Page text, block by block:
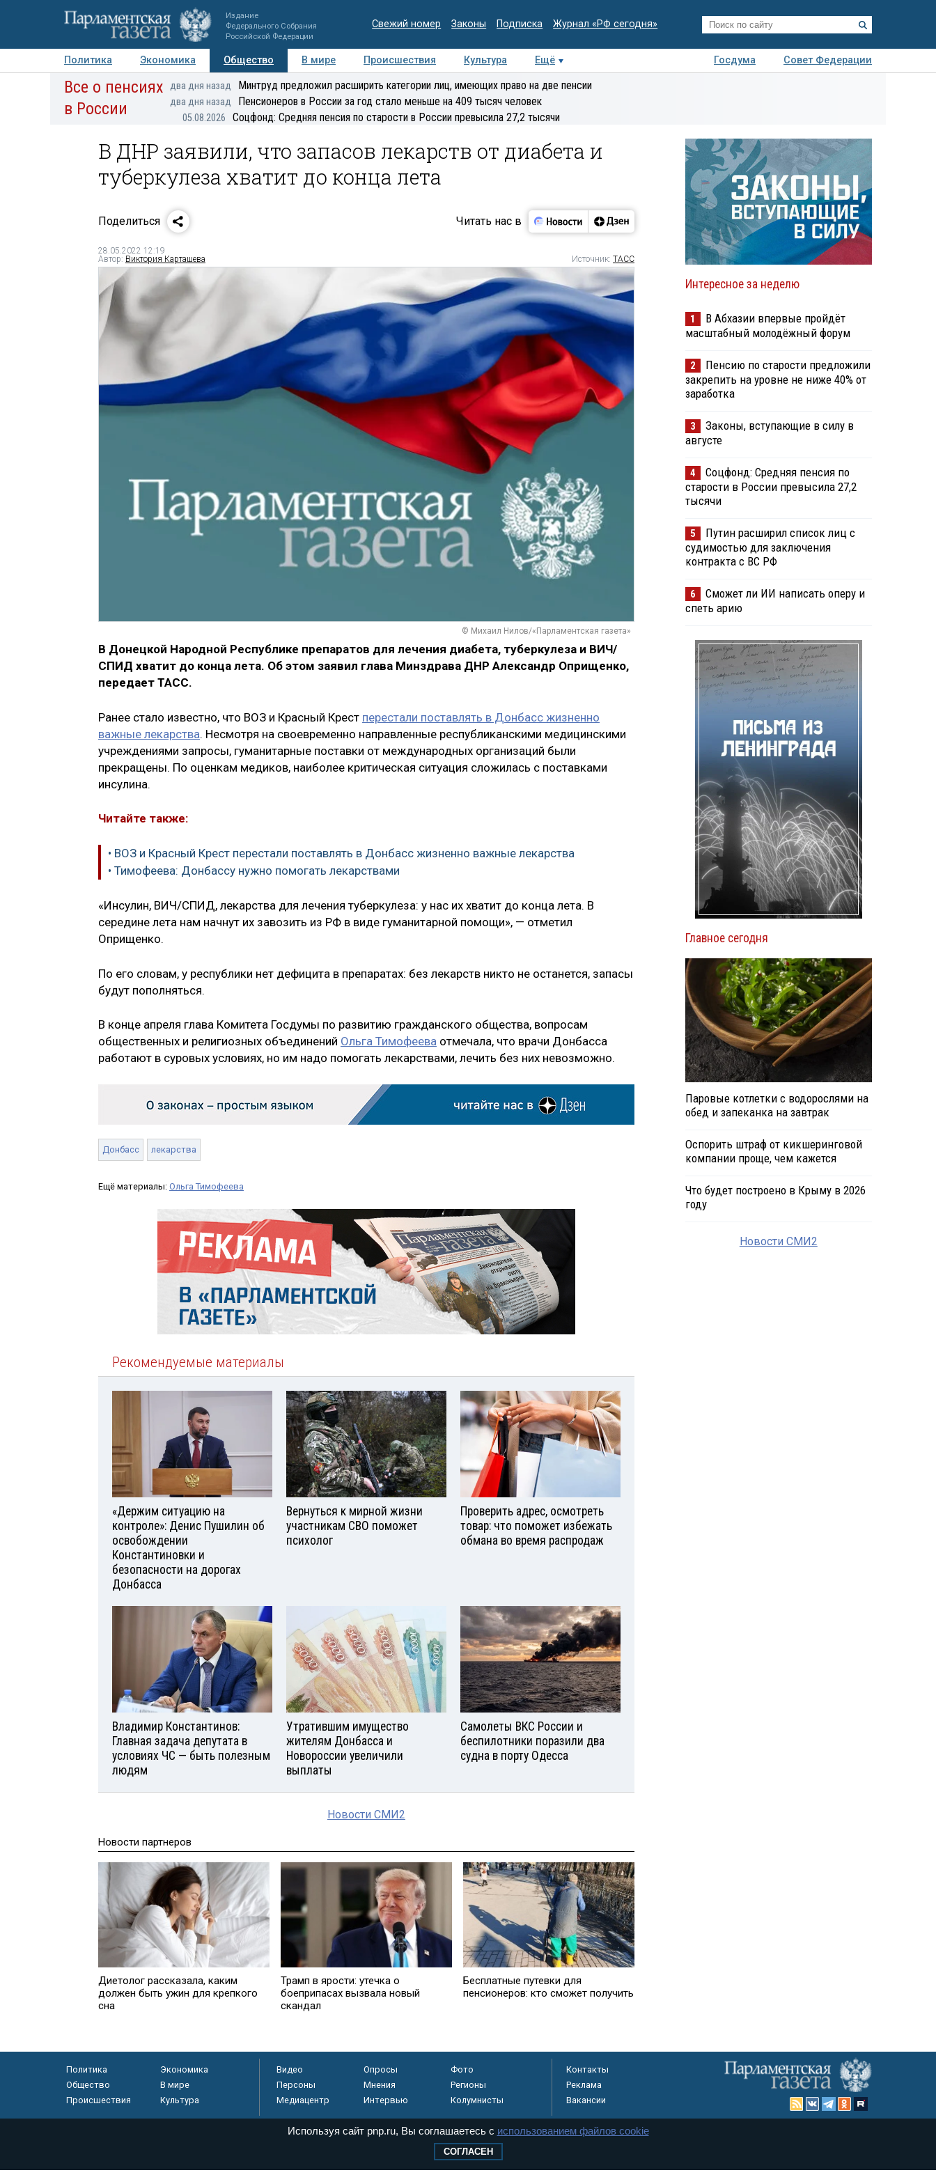
Издание
Федерального Собрания
Российской Федерации
Свежий номер Законы Подписка Журнал «РФ сегодня»
Политика Экономика Общество В мире Происшествия Культура Ещё Госдума
Совет Федерации
Авторы Персоны Мнения Регионы Медиацентр Интервью Колумнисты
Деловая
Все о пенсиях
в России
два дня назад Минтруд предложил расширить категории лиц, имеющих право на две пенсии
два дня назад Пенсионеров в России за год стало меньше на 409 тысяч человек
05.08.2026 Соцфонд: Средняя пенсия по старости в России превысила 27,2 тысячи
В ДНР заявили, что запасов лекарств от диабета и
туберкулеза хватит до конца лета
Поделиться Читать нас в
28.05.2022 12:19
Автор: Виктория Карташева Источник: ТАСС
© Михаил Нилов/«Парламентская газета»
В Донецкой Народной Республике препаратов для лечения диабета, туберкулеза и ВИЧ/
СПИД хватит до конца лета. Об этом заявил глава Минздрава ДНР Александр Оприщенко,
передает ТАСС.
Ранее стало известно, что ВОЗ и Красный Крест перестали поставлять в Донбасс жизненно
важные лекарства. Несмотря на своевременно направленные республиканскими медицинскими
учреждениями запросы, гуманитарные поставки от международных организаций были
прекращены. По оценкам медиков, наиболее критическая ситуация сложилась с поставками
инсулина.
Читайте также:
• ВОЗ и Красный Крест перестали поставлять в Донбасс жизненно важные лекарства
• Тимофеева: Донбассу нужно помогать лекарствами
«Инсулин, ВИЧ/СПИД, лекарства для лечения туберкулеза: у нас их хватит до конца лета. В
середине лета нам начнут их завозить из РФ в виде гуманитарной помощи», — отметил
Оприщенко.
По его словам, у республики нет дефицита в препаратах: без лекарств никто не останется, запасы
будут пополняться.
В конце апреля глава Комитета Госдумы по развитию гражданского общества, вопросам
общественных и религиозных объединений Ольга Тимофеева отмечала, что врачи Донбасса
работают в суровых условиях, но им надо помогать лекарствами, лечить без них невозможно.
Донбасс лекарства
Ещё материалы: Ольга Тимофеева
Рекомендуемые материалы
«Держим ситуацию на
контроле»: Денис Пушилин об
освобождении
Константиновки и
безопасности на дорогах
Донбасса
Вернуться к мирной жизни
участникам СВО поможет
психолог
Проверить адрес, осмотреть
товар: что поможет избежать
обмана во время распродаж
Владимир Константинов:
Главная задача депутата в
условиях ЧС — быть полезным
людям
Утратившим имущество
жителям Донбасса и
Новороссии увеличили
выплаты
Самолеты ВКС России и
беспилотники поразили два
судна в порту Одесса
Новости СМИ2
Новости партнеров
Диетолог рассказала, каким
должен быть ужин для крепкого
сна
Трамп в ярости: утечка о
боеприпасах вызвала новый
скандал
Бесплатные путевки для
пенсионеров: кто сможет получить
Интересное за неделю
1
В Абхазии впервые пройдёт
масштабный молодёжный форум
2
Пенсию по старости предложили
закрепить на уровне не ниже 40% от
заработка
3
Законы, вступающие в силу в
августе
4
Соцфонд: Средняя пенсия по
старости в России превысила 27,2
тысячи
5
Путин расширил список лиц с
судимостью для заключения
контракта с ВС РФ
6
Сможет ли ИИ написать оперу и
спеть арию
Главное сегодня
Паровые котлетки с водорослями на
обед и запеканка на завтрак
Оспорить штраф от кикшеринговой
компании проще, чем кажется
Что будет построено в Крыму в 2026
году
Новости СМИ2
Политика
Экономика
Общество
В мире
Происшествия
Культура
Видео Опросы
Фото
Персоны
Мнения
Регионы
Медиацентр
Интервью Колумнисты
Контакты
Реклама
Вакансии
Федеральной службе по надзору в сфере связи, информационных технологий и
Используя сайт pnp.ru, Вы соглашаетесь с использованием файлов cookie
СОГЛАСЕН